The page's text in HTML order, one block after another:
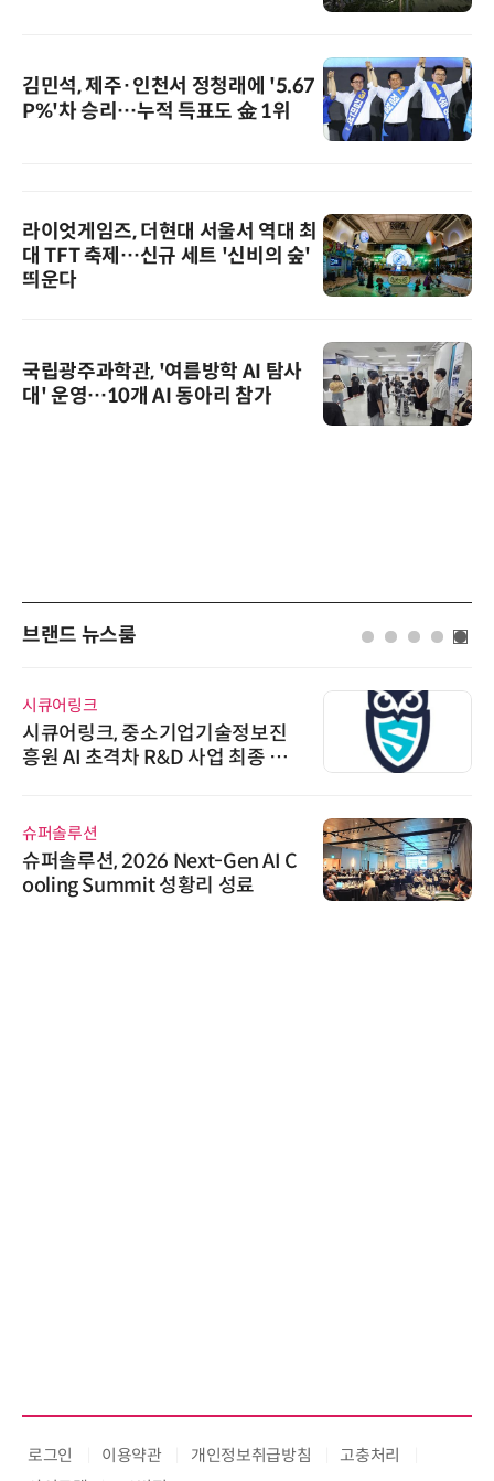
김민석, 제주·인천서 정청래에 '5.67
P%'차 승리…누적 득표도 金 1위
라이엇게임즈, 더현대 서울서 역대 최
대 TFT 축제…신규 세트 '신비의 숲'
띄운다
국립광주과학관, '여름방학 AI 탐사
대' 운영…10개 AI 동아리 참가
브랜드 뉴스룸
시큐어링크
시큐어링크, 중소기업기술정보진
흥원 AI 초격차 R&D 사업 최종 선
슈퍼솔루션
슈퍼솔루션, 2026 Next-Gen AI C
ooling Summit 성황리 성료
로그인 이용약관 개인정보취급방침
고충처리